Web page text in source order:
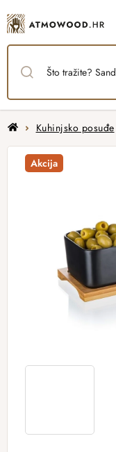
to
content
HomeKuhinjsko posuđe
Akcija